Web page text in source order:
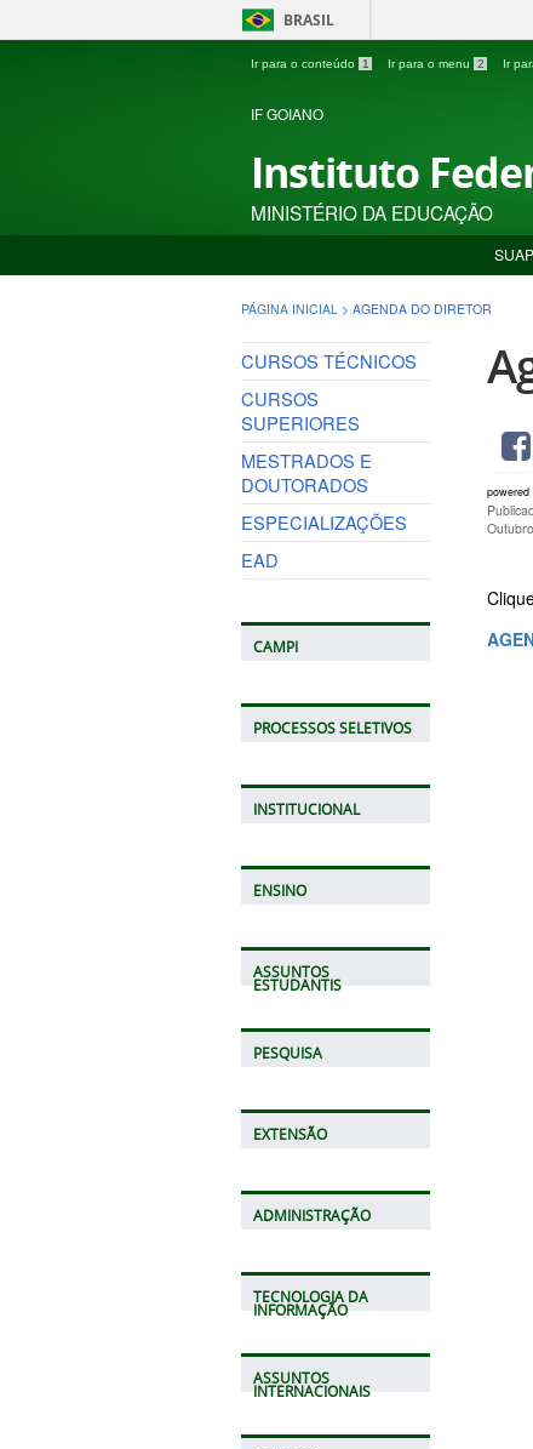
BRASIL
Ir para o conteúdo 1 Ir para o menu 2 Ir
IF GOIANO
Instituto
MINISTÉRIO DA EDUCAÇÃO
SUAP
PÁGINA INICIAL > AGENDA DO DIRETOR
CURSOS TÉCNICOS
CURSOS
SUPERIORES
MESTRADOS E
DOUTORADOS
ESPECIALIZAÇÕES
EAD
CAMPI
PROCESSOS SELETIVOS
INSTITUCIONAL
ENSINO
ASSUNTOS
ESTUDANTIS
PESQUISA
EXTENSÃO
ADMINISTRAÇÃO
TECNOLOGIA DA
INFORMAÇÃO
ASSUNTOS
INTERNACIONAIS
powered